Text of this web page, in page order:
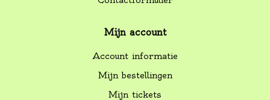
Mijn account
Account informatie
Mijn bestellingen
Mijn tickets